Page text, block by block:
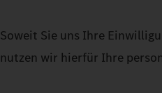
Soweit Sie uns Ihre
nutzen wir hierfür Ihre